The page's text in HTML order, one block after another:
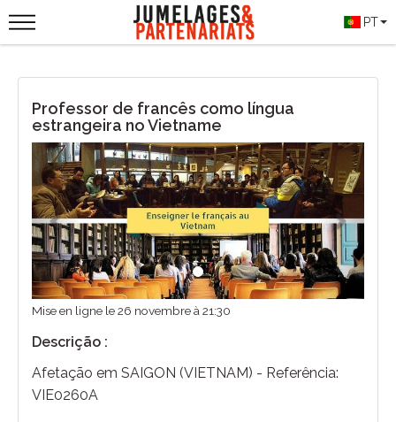
PT
Professor de francês como língua
estrangeira no Vietname
Previous Next
Mise en ligne le 26 novembre à 21:30
Descrição :
Afetação em SAIGON (VIETNAM) - Referência:
VIE0260A